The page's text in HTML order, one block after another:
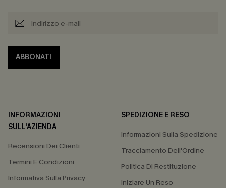
ABBONATI
INFORMAZIONI
SULL'AZIENDA
Recensioni Dei Clienti
Termini E Condizioni
Informativa Sulla Privacy
SPEDIZIONE E RESO
Informazioni Sulla Spedizione
Tracciamento Dell'Ordine
Politica Di Restituzione
Iniziare Un Reso